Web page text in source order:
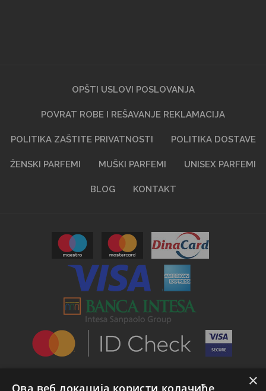
OPŠTI USLOVI POSLOVANJA
POVRAT ROBE I REŠAVANJE REKLAMACIJA
POLITIKA ZAŠTITE PRIVATNOSTI POLITIKA DOSTAVE
ŽENSKI PARFEMI MUŠKI PARFEMI UNISEX PARFEMI
BLOG KONTAKT
×
Ова веб локација користи колачиће